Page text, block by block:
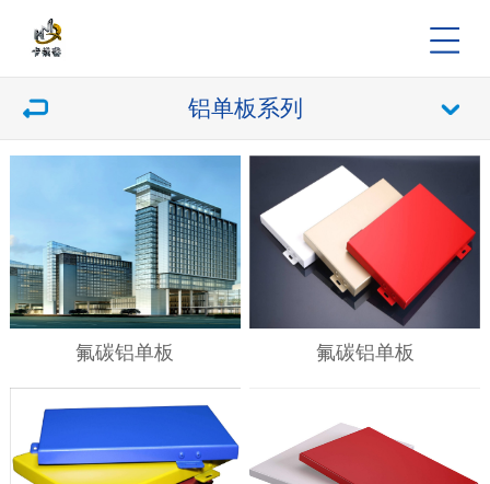
铝单板系列
氟碳铝单板 氟碳铝单板